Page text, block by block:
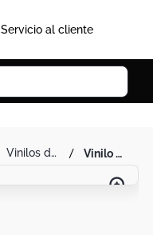
Servicio al cliente
vinilos decorativos vinilo pop art mini campbells - adazio